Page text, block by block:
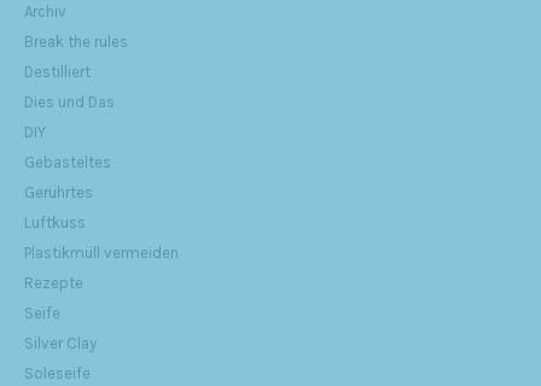
Archiv
Break the rules
Destilliert
Dies und Das
DIY
Gebasteltes
Gerührtes
Luftkuss
Plastikmüll vermeiden
Rezepte
Seife
Silver Clay
Soleseife